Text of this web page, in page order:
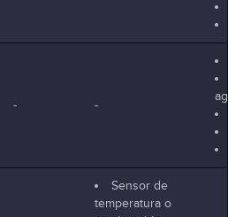
- -
Sensor de
temperatura o